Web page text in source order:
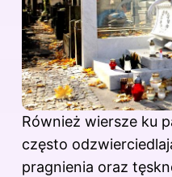
Również wiersze ku
często
pragnienia oraz